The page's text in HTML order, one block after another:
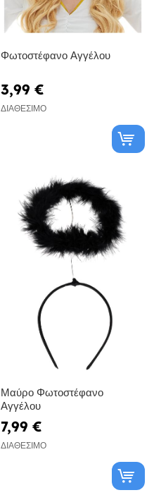
Φωτοστέφανο Αγγέλου
3,99 €
ΔΙΑΘΈΣΙΜΟ
Μαύρο Φωτοστέφανο
Αγγέλου
7,99 €
ΔΙΑΘΈΣΙΜΟ